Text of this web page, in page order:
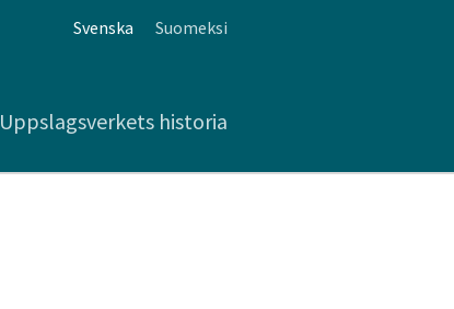
Svenska Suomeksi
Uppslagsverkets historia